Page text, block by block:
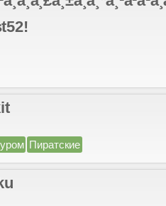
Пиратские